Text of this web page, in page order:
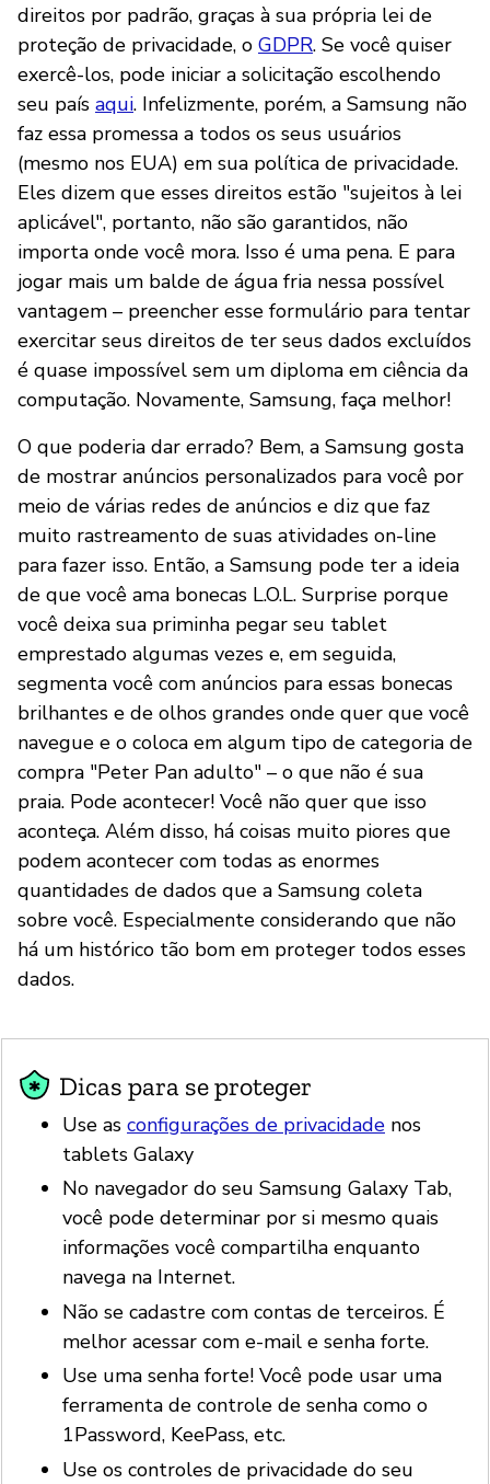
direitos por padrão, graças à sua própria lei de
proteção de privacidade, o GDPR. Se você quiser
exercê-los, pode iniciar a solicitação escolhendo
seu país aqui. Infelizmente, porém, a Samsung não
faz essa promessa a todos os seus usuários
(mesmo nos EUA) em sua política de privacidade.
Eles dizem que esses direitos estão "sujeitos à lei
aplicável", portanto, não são garantidos, não
importa onde você mora. Isso é uma pena. E para
jogar mais um balde de água fria nessa possível
vantagem – preencher esse formulário para tentar
exercitar seus direitos de ter seus dados excluídos
é quase impossível sem um diploma em ciência da
computação. Novamente, Samsung, faça melhor!
O que poderia dar errado? Bem, a Samsung gosta
de mostrar anúncios personalizados para você por
meio de várias redes de anúncios e diz que faz
muito rastreamento de suas atividades on-line
para fazer isso. Então, a Samsung pode ter a ideia
de que você ama bonecas L.O.L. Surprise porque
você deixa sua priminha pegar seu tablet
emprestado algumas vezes e, em seguida,
segmenta você com anúncios para essas bonecas
brilhantes e de olhos grandes onde quer que você
navegue e o coloca em algum tipo de categoria de
compra "Peter Pan adulto" – o que não é sua
praia. Pode acontecer! Você não quer que isso
aconteça. Além disso, há coisas muito piores que
podem acontecer com todas as enormes
quantidades de dados que a Samsung coleta
sobre você. Especialmente considerando que não
há um histórico tão bom em proteger todos esses
dados.
Dicas para se proteger
Use as configurações de privacidade nos
tablets Galaxy
No navegador do seu Samsung Galaxy Tab,
você pode determinar por si mesmo quais
informações você compartilha enquanto
navega na Internet.
Não se cadastre com contas de terceiros. É
melhor acessar com e-mail e senha forte.
Use uma senha forte! Você pode usar uma
ferramenta de controle de senha como o
1Password, KeePass, etc.
Use os controles de privacidade do seu